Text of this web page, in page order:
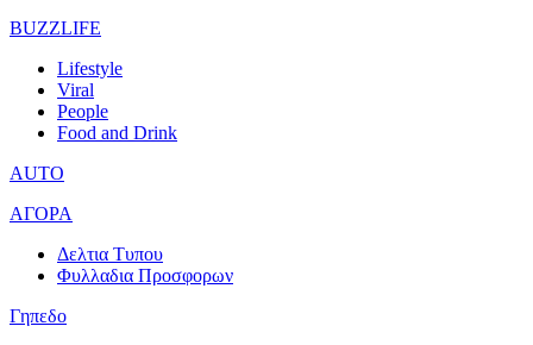
BUZZLIFE
Lifestyle
Viral
People
Food and Drink
AUTO
ΑΓΟΡΑ
Δελτια Τυπου
Φυλλαδια Προσφορων
Γηπεδο